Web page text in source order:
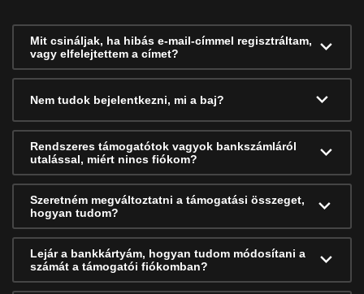
Mit csináljak, ha hibás e-mail-címmel regisztráltam,
vagy elfelejtettem a címet?
Nem tudok bejelentkezni, mi a baj?
Rendszeres támogatótok vagyok bankszámláról
utalással, miért nincs fiókom?
Szeretném megváltoztatni a támogatási összeget,
hogyan tudom?
Lejár a bankkártyám, hogyan tudom módosítani a
számát a támogatói fiókomban?